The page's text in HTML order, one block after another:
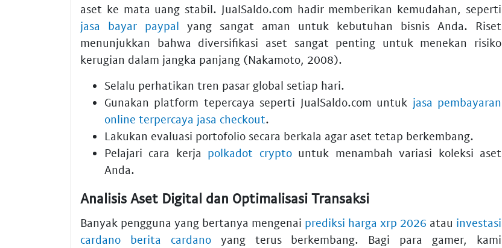
aset ke mata uang stabil. JualSaldo.com hadir memberikan kemudahan, seperti
jasa bayar paypal yang sangat aman untuk kebutuhan bisnis Anda. Riset
menunjukkan bahwa diversifikasi aset sangat penting untuk menekan risiko
kerugian dalam jangka panjang (Nakamoto, 2008).
Selalu perhatikan tren pasar global setiap hari.
Gunakan platform tepercaya seperti JualSaldo.com untuk jasa pembayaran
online terpercaya jasa checkout.
Lakukan evaluasi portofolio secara berkala agar aset tetap berkembang.
Pelajari cara kerja polkadot cryptountuk menambah variasi koleksi aset
Anda.
Analisis Aset Digital dan Optimalisasi Transaksi
Banyak pengguna yang bertanya mengenai prediksi harga xrp 2026 atau investasi
cardano berita cardanoyang terus berkembang. Bagi para gamer, kami